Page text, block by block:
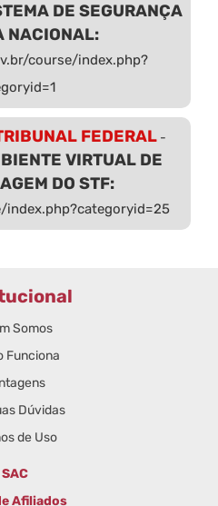
DE SEGURANÇA
NACIONAL:
course/index.php?
FEDERAL -
VIRTUAL DE
DO STF:
Somos
Funciona
Dúvidas
de Uso
SAC
Afiliados